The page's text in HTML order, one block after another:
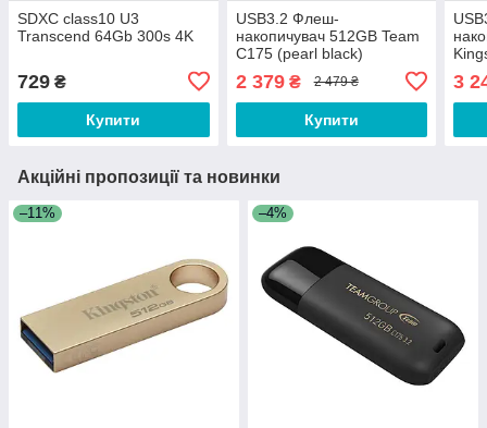
SDXC class10 U3
Transcend 64Gb 300s 4K
729 ₴
Купити
USB3.2 Флеш-
накопичувач 512GB Team
C175 (pearl black)
2 379₴ 2 479 ₴
Купити
3
Акційні пропозиції та новинки
–11% –4%